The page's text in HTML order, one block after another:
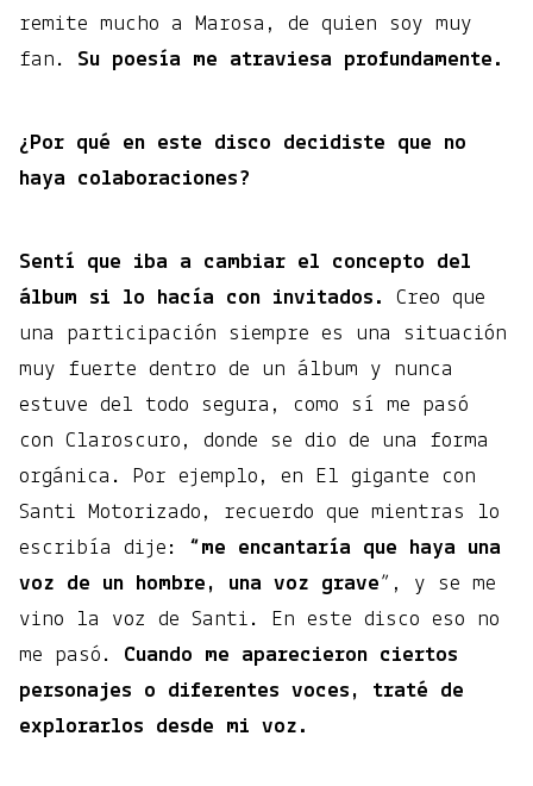
remite mucho a Marosa, de quien soy muy
fan. Su poesía me atraviesa profundamente.
¿Por qué en este disco decidiste que no
haya colaboraciones?
Sentí que iba a cambiar el concepto del
álbum si lo hacía con invitados.
Creo que
una participación siempre es una situación
muy fuerte dentro de un álbum y nunca
estuve del todo segura, como sí me pasó
con Claroscuro, donde se dio de una forma
orgánica. Por ejemplo, en El gigante con
Santi Motorizado, recuerdo que mientras lo
escribía dije: “me encantaría que haya una
voz de un hombre, una voz grave”, y se me
vino la voz de Santi. En este disco eso no
me pasó. Cuando me aparecieron ciertos
personajes o diferentes voces, traté de
explorarlos desde mi voz.